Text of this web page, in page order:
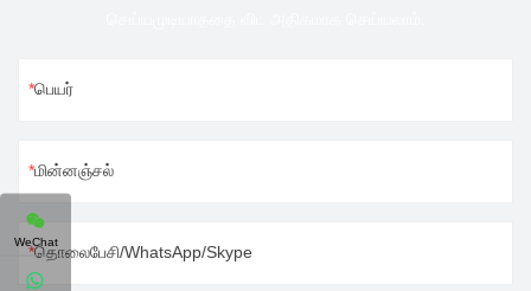
பெயர்
மின்னஞ்சல்
தொலைபேசி/WhatsApp/Skype
WeChat